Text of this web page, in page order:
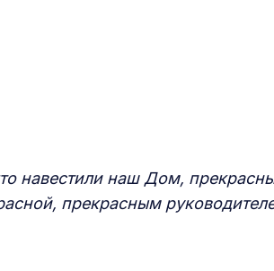
навестили наш Дом,
прекрасным